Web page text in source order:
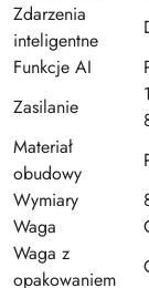
Zdarzenia
inteligentne
Funkcje AI
Zasilanie
Materiał
obudowy
Wymiary
Waga
Waga z
opakowaniem